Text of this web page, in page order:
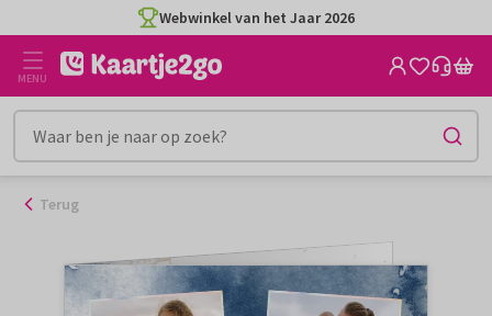
naar
inhoud
Webwinkel van het Jaar 2026
MENU
Terug